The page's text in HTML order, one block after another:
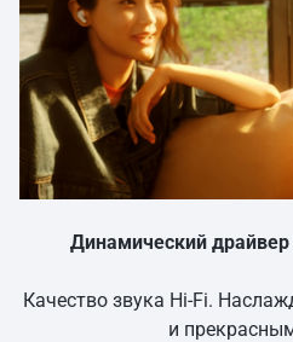
Динамический
Качество звука Hi-Fi.
и